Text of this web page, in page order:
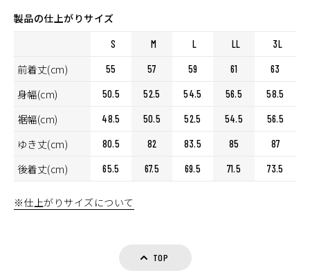
製品の仕上がりサイズ
S M L LL 3L
前着丈(cm) 55 57 59 61 63
身幅(cm) 50.5 52.5 54.5 56.5 58.5
裾幅(cm) 48.5 50.5 52.5 54.5 56.5
ゆき丈(cm) 80.5 82 83.5 85 87
後着丈(cm) 65.5 67.5 69.5 71.5 73.5
※仕上がりサイズについて
TOP